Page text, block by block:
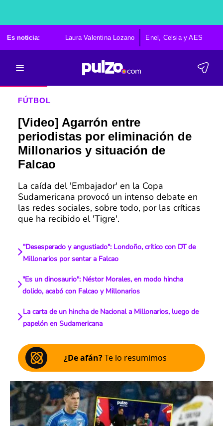
Es noticia: Laura Valentina Lozano Enel, Celsia y AES
FÚTBOL
[Video] Agarrón entre
periodistas por eliminación de
Millonarios y situación de
Falcao
La caída del 'Embajador' en la Copa
Sudamericana provocó un intenso debate en
las redes sociales, sobre todo, por las críticas
que ha recibido el 'Tigre'.
"Desesperado y angustiado": Londoño, crítico con DT de
Millonarios por sentar a Falcao
"Es un dinosaurio": Néstor Morales, en modo hincha
dolido, acabó con Falcao y Millonarios
La carta de un hincha de Nacional a Millonarios, luego de
papelón en Sudamericana
¿De afán?Te lo resumimos